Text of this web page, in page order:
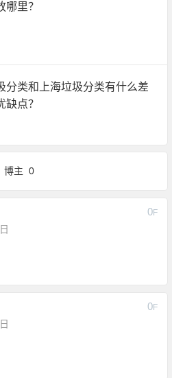
哪里？
分类和上海垃圾分类有什么差
缺点？
博主 0
0F
0F